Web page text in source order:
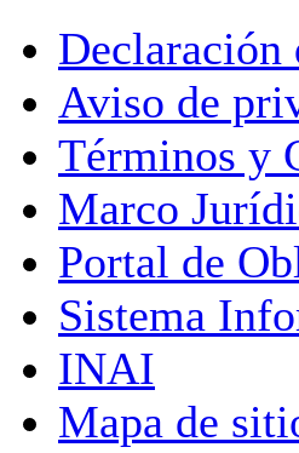
Declaración
Aviso de
Términos y
Marco
Portal de
Sistema
INAI
Mapa de